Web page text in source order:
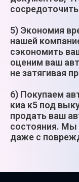
5) Экономия
нашей
сэкономить
оценим ваш
не затягивая
6) Покупаем
киа к5 под
продать ваш
состояния. Мы
даже с